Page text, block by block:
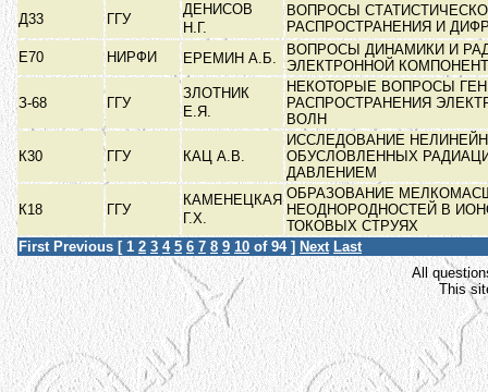
Д33
ГГУ
ДЕНИСОВ
Н.Г.
ВОПРОСЫ
РАСПРОСТРАНЕНИЯ И
Е70
НИРФИ ЕРЕМИН А.Б.
ВОПРОСЫ ДИНАМИКИ И
ЭЛЕКТРОННОЙ
З-68 ГГУ
ЗЛОТНИК
Е.Я.
НЕКОТОРЫЕ ВОПРОСЫ
РАСПРОСТРАНЕНИЯ
ВОЛН
К30 ГГУ КАЦ А.В.
ИССЛЕДОВАНИЕ
ОБУСЛОВЛЕННЫХ
ДАВЛЕНИЕМ
К18 ГГУ
КАМЕНЕЦКАЯ
Г.Х.
ОБРАЗОВАНИЕ
НЕОДНОРОДНОСТЕЙ В
ТОКОВЫХ СТРУЯХ
First Previous [ 1 2 3 4 5 6 7 8 9 10 of 94 ] Next Last
All
This